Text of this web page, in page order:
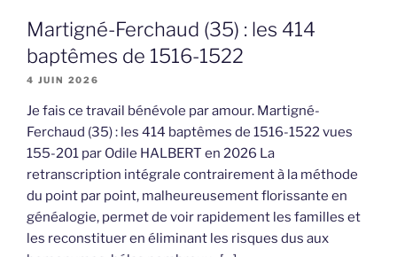
Martigné-Ferchaud (35) : les 414
baptêmes de 1516-1522
4 JUIN 2026
Je fais ce travail bénévole par amour. Martigné-
Ferchaud (35) : les 414 baptêmes de 1516-1522 vues
155-201 par Odile HALBERT en 2026 La
retranscription intégrale contrairement à la méthode
du point par point, malheureusement florissante en
généalogie, permet de voir rapidement les familles et
les reconstituer en éliminant les risques dus aux